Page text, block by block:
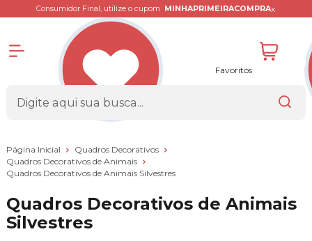
Consumidor Final, utilize o cupom MINHAPRIMEIRACOMPRAx
Favoritos
Página Inicial
Quadros Decorativos
Quadros Decorativos de Animais
Quadros Decorativos de Animais Silvestres
Quadros Decorativos de Animais
Silvestres